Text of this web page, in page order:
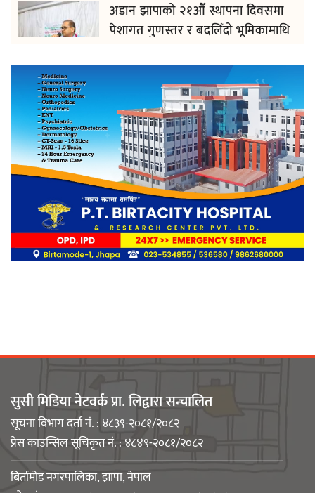
अडान झापाको २१औँ स्थापना दिवसमा
पेशागत गुणस्तर र बदलिँदो भूमिकामाथि
अन्तरक्रिया
आगलागीबाट प्रभावित शेयर सदस्यलाई
सहाराले उपलब्ध गरायाे राहत
लिङ्कन मन्टेश्वरीमा खिर दिवस मनाइयो
नेपाली युवा उद्यमी मञ्च झापाको अध्यक्षमा
मिजास पोखरेल
सुसी मिडिया नेटवर्क प्रा. लिद्वारा सन्चालित
सूचना विभाग दर्ता नं. : ४८३९-२०८१/२०८२
प्रेस काउन्सिल सूचिकृत नं. : ४८४९-२०८१/२०८२
बिर्तामोड नगरपालिका, झापा, नेपाल